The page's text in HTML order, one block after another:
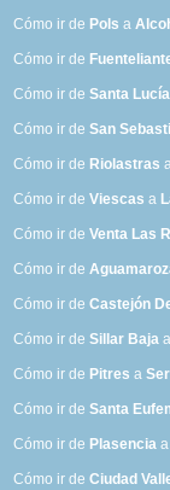
Cómo ir de Pols a
Cómo ir de
Cómo ir deSanta Lucía
Cómo ir deSan
Cómo ir de Riolastras
Cómo ir deViescas a
Cómo ir deVenta Las
Cómo ir de
Cómo ir deCastejón
Cómo ir deSillar Baja
Cómo ir de Pitres a
Cómo ir deSanta
Cómo ir de Plasencia
Cómo ir deCiudad